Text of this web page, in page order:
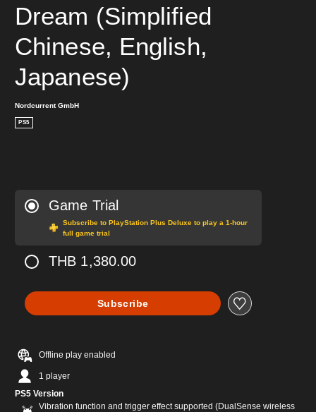
Dream (Simplified
Chinese, English,
Japanese)
Nordcurrent GmbH
PS5
Game Trial
Subscribe to PlayStation Plus Deluxe to play a 1-hour
full game trial
THB 1,380.00
Subscribe
Offline play enabled
1 player
PS5 Version
Vibration function and trigger effect supported (DualSense wireless